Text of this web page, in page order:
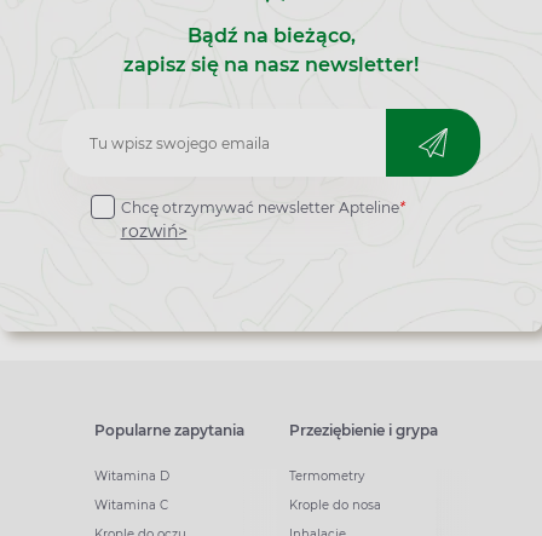
Bądź na bieżąco,
zapisz się na nasz newsletter!
Zapisz
do
newslettera
Chcę otrzymywać newsletter Apteline*
rozwiń>
Popularne zapytania
Witamina D
Witamina C
Przeziębienie i grypa
Termometry
Krople do nosa